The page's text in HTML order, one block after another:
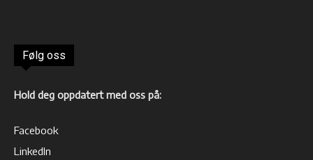
Følg oss
Hold deg oppdatert med oss på:
Facebook
LinkedIn